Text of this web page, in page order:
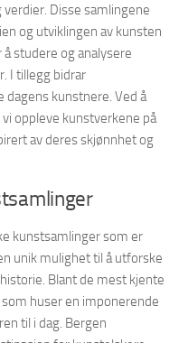
Disse samlingene
og utviklingen av kunsten
studere og analysere
I tillegg bidrar
dagens kunstnere. Ved å
oppleve kunstverkene på
av deres skjønnhet og
kunstsamlinger som er
unik mulighet til å utforske
Blant de mest kjente
huser en imponerende
til i dag. Bergen